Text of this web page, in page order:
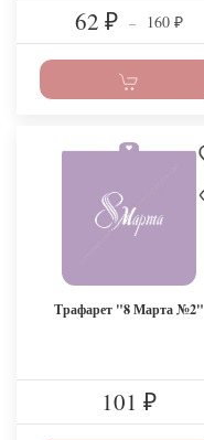
62 ₽ – 160 ₽
Трафарет "8 Марта №2"
101 ₽